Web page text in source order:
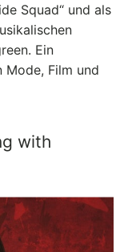
Squad“ und als
Ein
Mode, Film und
with